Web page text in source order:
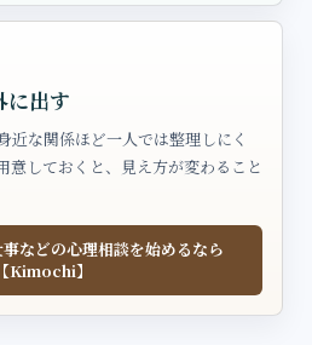
に出す
近な関係ほど一人では整理しにく
意しておくと、見え方が変わること
などの心理相談を始めるなら
【Kimochi】